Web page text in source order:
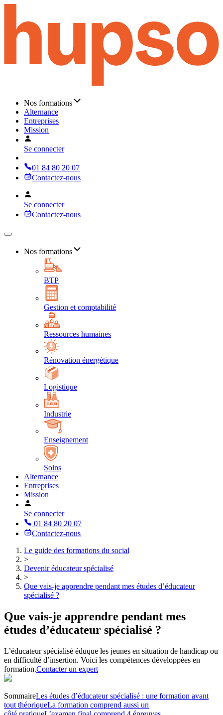
Nos formations
Alternance
Entreprises
Mission
Se connecter
01 84 80 20 07
Contactez-nous
Se connecter
Contactez-nous
Nos formations
BTP
Gestion et comptabilité
Ressources humaines
Rénovation énergétique
Logistique
Industrie
Enseignement
Soins
Alternance
Entreprises
Mission
Se connecter
01 84 80 20 07
Contactez-nous
Le guide des formations du social
>
Devenir éducateur spécialisé
>
Que vais-je apprendre pendant mes études d’éducateur
spécialisé ?
Que vais-je apprendre pendant mes
études d’éducateur spécialisé ?
L’éducateur spécialisé éduque les jeunes en situation de handicap ou
en difficulté d’insertion. Voici les compétences développées en
formation.Contacter un expert
SommaireLes études d’éducateur spécialisé : une formation avant
tout théoriqueLa formation comprend aussi un